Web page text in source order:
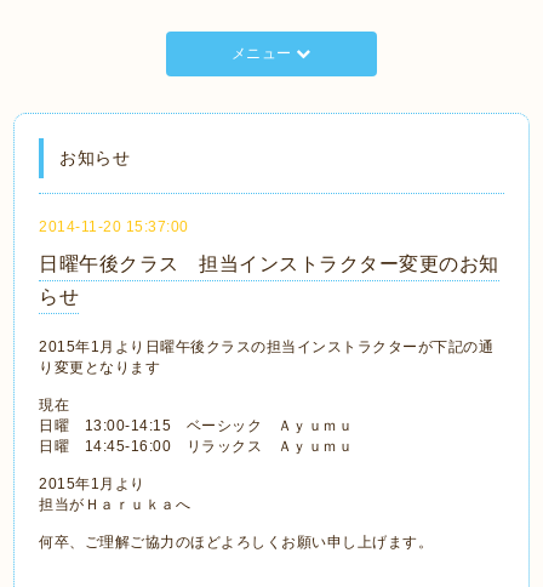
メニュー
お知らせ
2014-11-20 15:37:00
日曜午後クラス 担当インストラクター変更のお知
らせ
2015年1月より日曜午後クラスの担当インストラクターが下記の通
り変更となります
現在
日曜 13:00-14:15 ベーシック Ａｙｕｍｕ
日曜 14:45-16:00 リラックス Ａｙｕｍｕ
2015年1月より
担当がＨａｒｕｋａへ
何卒、ご理解ご協力のほどよろしくお願い申し上げます。